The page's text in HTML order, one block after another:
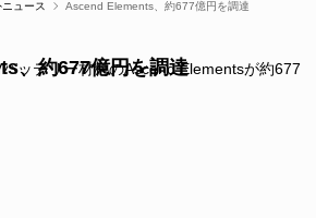
ュース Ascend Elements、約677億円を調達
、約677億円を調達